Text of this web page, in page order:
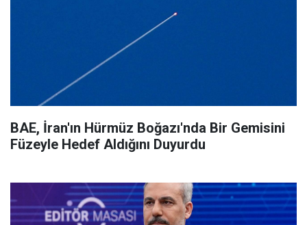
BAE, İran'ın Hürmüz Boğazı'nda Bir Gemisini
Füzeyle Hedef Aldığını Duyurdu